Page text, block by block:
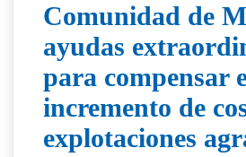
Comunidad de
ayudas
para compensar
incremento de
explotaciones